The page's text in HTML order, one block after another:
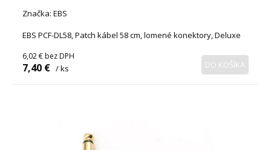
Značka: EBS
EBS PCF-DL58, Patch kábel 58 cm, lomené konektory, Deluxe
6,02 € bez DPH
7,40 € / ks DO KOŠÍKA